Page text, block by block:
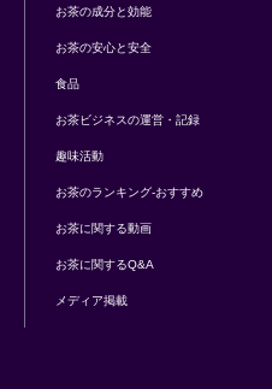
お茶の成分と効能
お茶の安心と安全
食品
お茶ビジネスの運営・記録
趣味活動
お茶のランキング-おすすめ
お茶に関する動画
お茶に関するQ&A
メディア掲載